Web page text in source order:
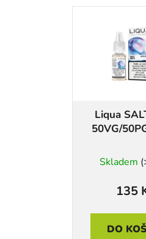
Liqua
50VG/
Skladem
135
DO